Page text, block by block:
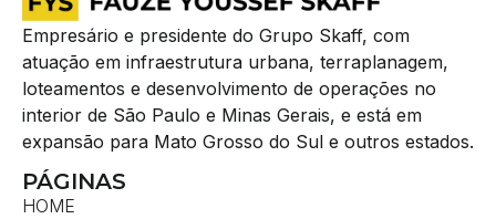
Empresário e presidente do Grupo Skaff, com
atuação em infraestrutura urbana, terraplanagem,
loteamentos e desenvolvimento de operações no
interior de São Paulo e Minas Gerais, e está em
expansão para Mato Grosso do Sul e outros estados.
PÁGINAS
HOME